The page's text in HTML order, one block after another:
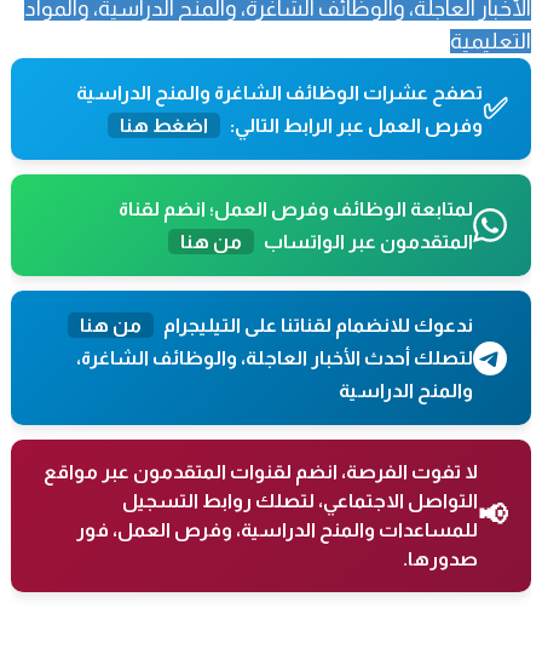
الأخبار العاجلة، والوظائف الشاغرة، والمنح الدراسية، والمواد
التعليمية
✅تصفح عشرات الوظائف الشاغرة والمنح الدراسية
وفرص العمل عبر الرابط التالي:
اضغط هنا
لمتابعة الوظائف وفرص العمل؛ انضم لقناة
المتقدمون عبر الواتساب
من هنا
ندعوك للانضمام لقناتنا على التيليجرام
من هنا
لتصلك أحدث الأخبار العاجلة، والوظائف الشاغرة،
والمنح الدراسية
📢
لا تفوت الفرصة، انضم لقنوات المتقدمون عبر مواقع
التواصل الاجتماعي، لتصلك روابط التسجيل
للمساعدات والمنح الدراسية، وفرص العمل، فور
صدورها.